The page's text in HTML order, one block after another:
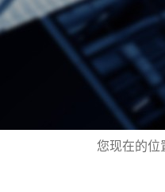
您现在的位